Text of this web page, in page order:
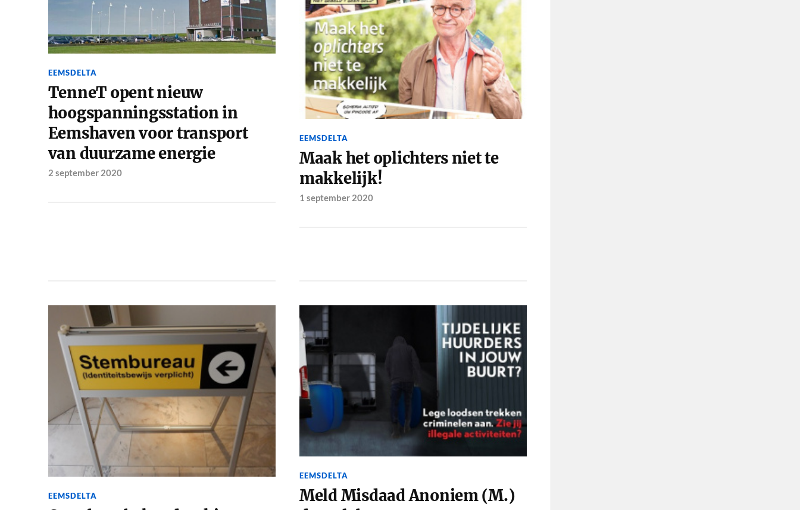
EEMSDELTA
TenneT opent nieuw
hoogspanningsstation in
Eemshaven voor transport
van duurzame energie
2 september 2020
EEMSDELTA
Maak het oplichters niet te
makkelijk!
1 september 2020
EEMSDELTA
EEMSDELTA
Meld Misdaad Anoniem (M.)